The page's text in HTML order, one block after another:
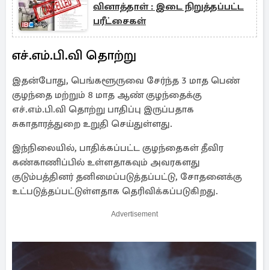
வினாத்தாள் : இடை நிறுத்தப்பட்ட
பரீட்சைகள்
எச்.எம்.பி.வி தொற்று
இதன்போது, பெங்களூருவை சேர்ந்த 3 மாத பெண்
குழந்தை மற்றும் 8 மாத ஆண் குழந்தைக்கு
எச்.எம்.பி.வி தொற்று பாதிப்பு இருப்பதாக
சுகாதாரத்துறை உறுதி செய்துள்ளது.
இந்நிலையில், பாதிக்கப்பட்ட குழந்தைகள் தீவிர
கண்காணிப்பில் உள்ளதாகவும் அவரகளது
குடும்பத்தினர் தனிமைப்படுத்தப்பட்டு, சோதனைக்கு
உட்படுத்தப்பட்டுள்ளதாக தெரிவிக்கப்படுகிறது.
Advertisement